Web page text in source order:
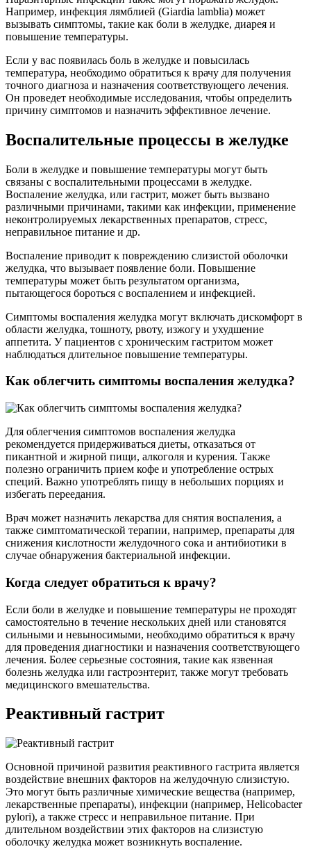
Например, инфекция лямблией (Giardia lamblia) может
вызывать симптомы, такие как боли в желудке, диарея и
повышение температуры.
Если у вас появилась боль в желудке и повысилась
температура, необходимо обратиться к врачу для получения
точного диагноза и назначения соответствующего лечения.
Он проведет необходимые исследования, чтобы определить
причину симптомов и назначить эффективное лечение.
Воспалительные процессы в желудке
Боли в желудке и повышение температуры могут быть
связаны с воспалительными процессами в желудке.
Воспаление желудка, или гастрит, может быть вызвано
различными причинами, такими как инфекции, применение
неконтролируемых лекарственных препаратов, стресс,
неправильное питание и др.
Воспаление приводит к повреждению слизистой оболочки
желудка, что вызывает появление боли. Повышение
температуры может быть результатом организма,
пытающегося бороться с воспалением и инфекцией.
Симптомы воспаления желудка могут включать дискомфорт в
области желудка, тошноту, рвоту, изжогу и ухудшение
аппетита. У пациентов с хроническим гастритом может
наблюдаться длительное повышение температуры.
Как облегчить симптомы воспаления желудка?
Для облегчения симптомов воспаления желудка
рекомендуется придерживаться диеты, отказаться от
пикантной и жирной пищи, алкоголя и курения. Также
полезно ограничить прием кофе и употребление острых
специй. Важно употреблять пищу в небольших порциях и
избегать переедания.
Врач может назначить лекарства для снятия воспаления, а
также симптоматической терапии, например, препараты для
снижения кислотности желудочного сока и антибиотики в
случае обнаружения бактериальной инфекции.
Когда следует обратиться к врачу?
Если боли в желудке и повышение температуры не проходят
самостоятельно в течение нескольких дней или становятся
сильными и невыносимыми, необходимо обратиться к врачу
для проведения диагностики и назначения соответствующего
лечения. Более серьезные состояния, такие как язвенная
болезнь желудка или гастроэнтерит, также могут требовать
медицинского вмешательства.
Реактивный гастрит
Основной причиной развития реактивного гастрита является
воздействие внешних факторов на желудочную слизистую.
Это могут быть различные химические вещества (например,
лекарственные препараты), инфекции (например, Helicobacter
pylori), а также стресс и неправильное питание. При
длительном воздействии этих факторов на слизистую
оболочку желудка может возникнуть воспаление.